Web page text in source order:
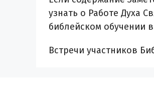
узнать о Работе Духа
библейском обучении
Встречи участников